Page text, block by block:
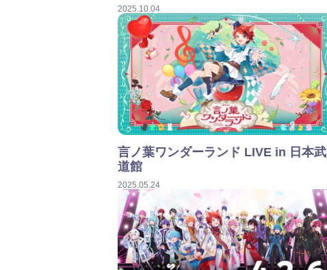
2025.10.04
言ノ葉ワンダーランド LIVE in 日本武
道館
2025.05.24